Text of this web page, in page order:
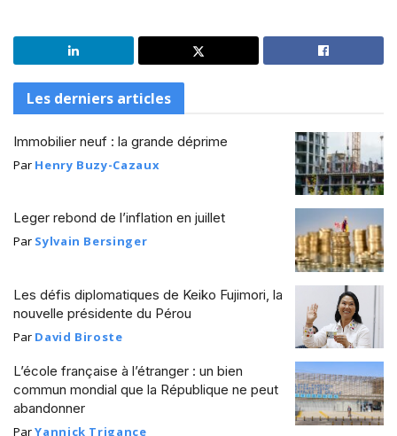
Les derniers articles
Immobilier neuf : la grande déprime
Par Henry Buzy-Cazaux
Leger rebond de l’inflation en juillet
Par Sylvain Bersinger
Les défis diplomatiques de Keiko Fujimori, la
nouvelle présidente du Pérou
Par David Biroste
L’école française à l’étranger : un bien
commun mondial que la République ne peut
abandonner
ParYannick Trigance